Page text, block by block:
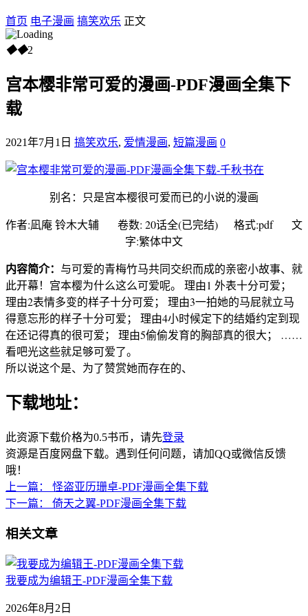
首页 电子漫画 搞笑欢乐 正文
◆◆2
宫本樱非常可爱的漫画-PDF漫画全集下
载
2021年7月1日 搞笑欢乐, 爱情漫画, 短篇漫画 0
别名：只是宫本樱很可爱而已的小说的漫画
作者:凪庵 铃木大辅 卷数: 20话全(已完结) 格式:pdf 文
字:繁体中文
内容简介： 与可爱的青梅竹马共同交织而成的亲密小故事、就
此开幕！宫本樱为什么这么可爱呢。 理由1 外表十分可爱；
理由2表情多变的样子十分可爱； 理由3一拍她的马屁就立马
得意忘形的样子十分可爱； 理由4小时候定下的结婚约定到现
在还记得真的很可爱； 理由5偷偷发育的胸部真的很大； ……
看吧光这些就足够可爱了。
所以说这个是、为了赞赏她而存在的、
下载地址：
此资源下载价格为0.5书币，请先登录
资源是百度网盘下载。遇到任何问题，请加QQ或微信反馈
哦！
上一篇：
怪盗亚历珊卓-PDF漫画全集下载
下一篇：
倚天之翼-PDF漫画全集下载
相关文章
我要成为编辑王-PDF漫画全集下载
2026年8月2日